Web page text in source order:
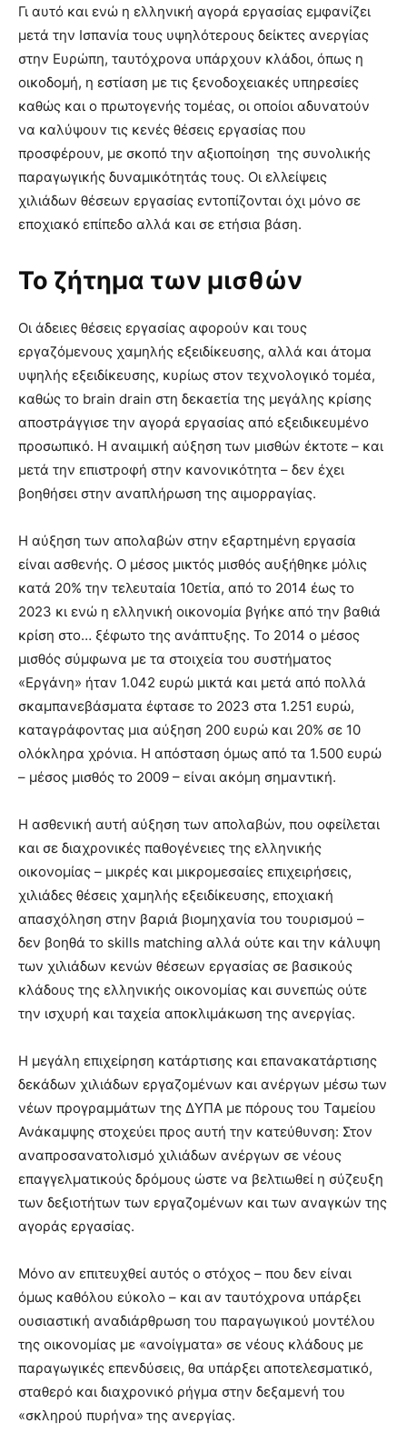
Γι αυτό και ενώ η ελληνική αγορά εργασίας εμφανίζει
μετά την Ισπανία τους υψηλότερους δείκτες ανεργίας
στην Ευρώπη, ταυτόχρονα υπάρχουν κλάδοι, όπως η
οικοδομή, η εστίαση με τις ξενοδοχειακές υπηρεσίες
καθώς και ο πρωτογενής τομέας, οι οποίοι αδυνατούν
να καλύψουν τις κενές θέσεις εργασίας που
προσφέρουν, με σκοπό την αξιοποίηση της συνολικής
παραγωγικής δυναμικότητάς τους. Οι ελλείψεις
χιλιάδων θέσεων εργασίας εντοπίζονται όχι μόνο σε
εποχιακό επίπεδο αλλά και σε ετήσια βάση.
Το ζήτημα των μισθών
Οι άδειες θέσεις εργασίας αφορούν και τους
εργαζόμενους χαμηλής εξειδίκευσης, αλλά και άτομα
υψηλής εξειδίκευσης, κυρίως στον τεχνολογικό τομέα,
καθώς το brain drain στη δεκαετία της μεγάλης κρίσης
αποστράγγισε την αγορά εργασίας από εξειδικευμένο
προσωπικό. Η αναιμική αύξηση των μισθών έκτοτε – και
μετά την επιστροφή στην κανονικότητα – δεν έχει
βοηθήσει στην αναπλήρωση της αιμορραγίας.
Η αύξηση των απολαβών στην εξαρτημένη εργασία
είναι ασθενής. Ο μέσος μικτός μισθός αυξήθηκε μόλις
κατά 20% την τελευταία 10ετία, από το 2014 έως το
2023 κι ενώ η ελληνική οικονομία βγήκε από την βαθιά
κρίση στο… ξέφωτο της ανάπτυξης. Το 2014 ο μέσος
μισθός σύμφωνα με τα στοιχεία του συστήματος
«Εργάνη» ήταν 1.042 ευρώ μικτά και μετά από πολλά
σκαμπανεβάσματα έφτασε το 2023 στα 1.251 ευρώ,
καταγράφοντας μια αύξηση 200 ευρώ και 20% σε 10
ολόκληρα χρόνια. Η απόσταση όμως από τα 1.500 ευρώ
– μέσος μισθός το 2009 – είναι ακόμη σημαντική.
Η ασθενική αυτή αύξηση των απολαβών, που οφείλεται
και σε διαχρονικές παθογένειες της ελληνικής
οικονομίας – μικρές και μικρομεσαίες επιχειρήσεις,
χιλιάδες θέσεις χαμηλής εξειδίκευσης, εποχιακή
απασχόληση στην βαριά βιομηχανία του τουρισμού –
δεν βοηθά το skills matching αλλά ούτε και την κάλυψη
των χιλιάδων κενών θέσεων εργασίας σε βασικούς
κλάδους της ελληνικής οικονομίας και συνεπώς ούτε
την ισχυρή και ταχεία αποκλιμάκωση της ανεργίας.
Η μεγάλη επιχείρηση κατάρτισης και επανακατάρτισης
δεκάδων χιλιάδων εργαζομένων και ανέργων μέσω των
νέων προγραμμάτων της ΔΥΠΑ με πόρους του Ταμείου
Ανάκαμψης στοχεύει προς αυτή την κατεύθυνση: Στον
αναπροσανατολισμό χιλιάδων ανέργων σε νέους
επαγγελματικούς δρόμους ώστε να βελτιωθεί η σύζευξη
των δεξιοτήτων των εργαζομένων και των αναγκών της
αγοράς εργασίας.
Μόνο αν επιτευχθεί αυτός ο στόχος – που δεν είναι
όμως καθόλου εύκολο – και αν ταυτόχρονα υπάρξει
ουσιαστική αναδιάρθρωση του παραγωγικού μοντέλου
της οικονομίας με «ανοίγματα» σε νέους κλάδους με
παραγωγικές επενδύσεις, θα υπάρξει αποτελεσματικό,
σταθερό και διαχρονικό ρήγμα στην δεξαμενή του
«σκληρού πυρήνα» της ανεργίας.